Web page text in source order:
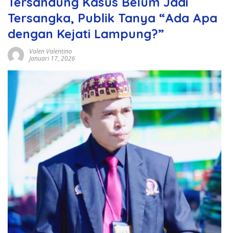
Tersangka, Publik Tanya “Ada Apa
dengan Kejati Lampung?”
Valen Valentino
Januari 17, 2026